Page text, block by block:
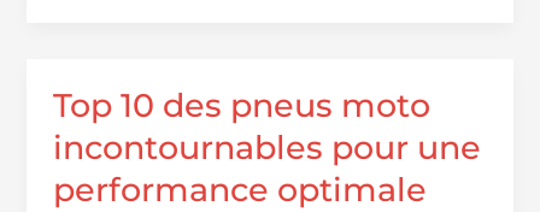
Chevrolet
Aveo
Top 10 des pneus moto
incontournables pour une
performance optimale